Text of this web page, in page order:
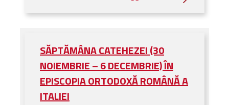
SĂPTĂMÂNA CATEHEZEI (30
NOIEMBRIE – 6 DECEMBRIE) ÎN
EPISCOPIA ORTODOXĂ ROMÂNĂ A
ITALIEI